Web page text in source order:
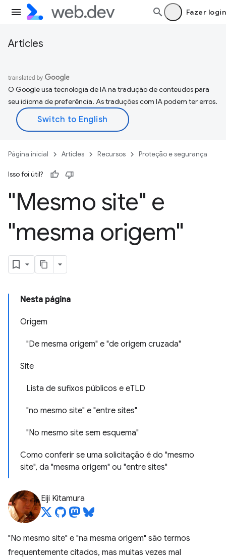
Fazer login
Articles
O Google usa tecnologia de IA na tradução de conteúdos para
seu idioma de preferência. As traduções com IA podem ter erros.
Página inicial Articles Recursos Proteção e segurança
Isso foi útil?
"Mesmo site" e
"mesma origem"
Nesta página
Origem
"De mesma origem" e "de origem cruzada"
Site
Lista de sufixos públicos e eTLD
"no mesmo site" e "entre sites"
"No mesmo site sem esquema"
Como conferir se uma solicitação é do "mesmo
site", da "mesma origem" ou "entre sites"
Eiji Kitamura
"No mesmo site" e "na mesma origem" são termos
frequentemente citados, mas muitas vezes mal